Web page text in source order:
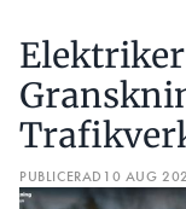
PUBLICERAD 10 AUG